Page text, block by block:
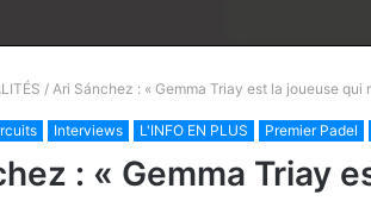
/ Ari Sánchez : « Gemma Triay est la joueuse qui
Interviews L'INFO EN PLUS Premier Padel
: « Gemma Triay